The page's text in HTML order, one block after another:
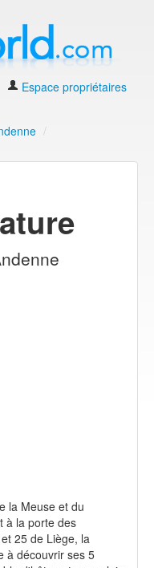
Espace propriétaires
/
la Meuse et du
à la porte des
25 de Liège, la
à découvrir ses 5